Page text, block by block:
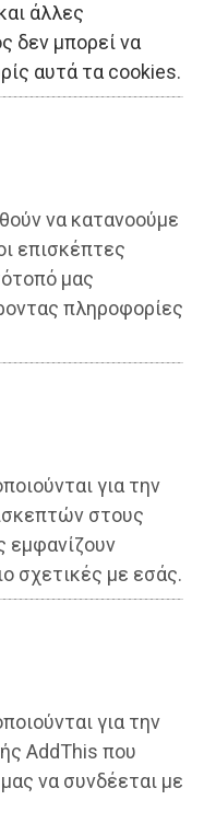
άλλες
δεν μπορεί να
αυτά τα cookies.
να κατανοούμε
επισκέπτες
μας
πληροφορίες
για την
στους
εμφανίζουν
σχετικές με εσάς.
για την
AddThis που
να συνδέεται με
-
στον